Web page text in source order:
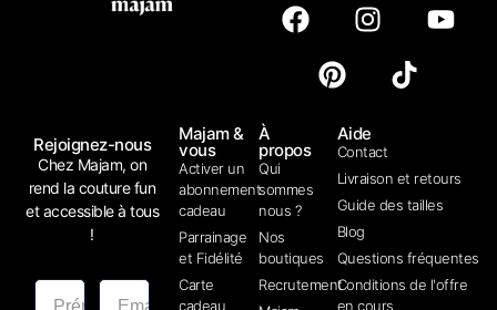
Aide
Contact
Livraison et retours
Guide des tailles
Blog
Questions fréquentes
Conditions de l'offre
en cours
À
propos
Qui
sommes
nous ?
Nos
boutiques
Recrutement
Majam &
vous
Activer un
abonnement
cadeau
Parrainage
et Fidélité
Carte
cadeau
Rejoignez-nous
Chez Majam, on
rend la couture fun
et accessible à tous
!